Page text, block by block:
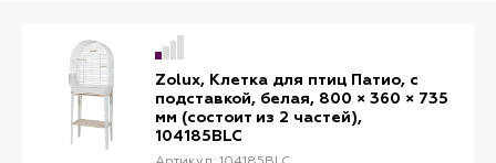
Zolux, Клетка для птиц Патио, с
подставкой, белая, 800 × 360 × 735
мм (состоит из 2 частей),
104185BLC